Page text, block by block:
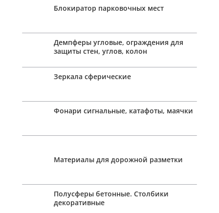
Блокиратор парковочных мест
Демпферы угловые, ограждения для
защиты стен, углов, колон
Зеркала сферические
Фонари сигнальные, катафоты, маячки
Материалы для дорожной разметки
Полусферы бетонные. Столбики
декоративные